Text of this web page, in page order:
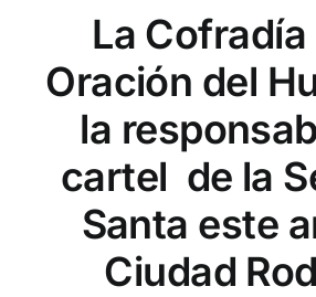
La Cofradía
Oración del
la
cartel de la
Santa este
Ciudad